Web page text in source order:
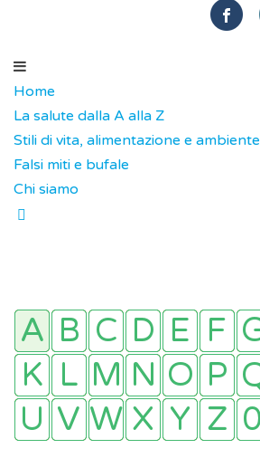
Home
La salute dalla A alla Z
Stili di vita, alimentazione e ambiente
Falsi miti e bufale
Chi siamo